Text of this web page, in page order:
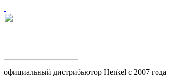
официальный дистрибьютор Henkel с 2007 года